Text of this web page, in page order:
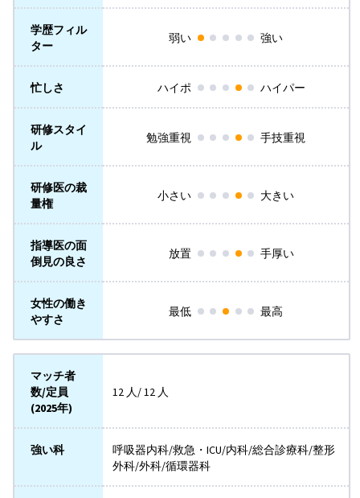
学歴フィル
ター
弱い 強い
忙しさ ハイポ ハイパー
研修スタイ
ル
勉強重視 手技重視
研修医の裁
量権
小さい 大きい
指導医の面
倒見の良さ
放置 手厚い
女性の働き
やすさ
最低 最高
マッチ者
数/定員
(2025年)
12 人/ 12 人
強い科
呼吸器内科/救急・ICU/内科/総合診療科/整形
外科/外科/循環器科